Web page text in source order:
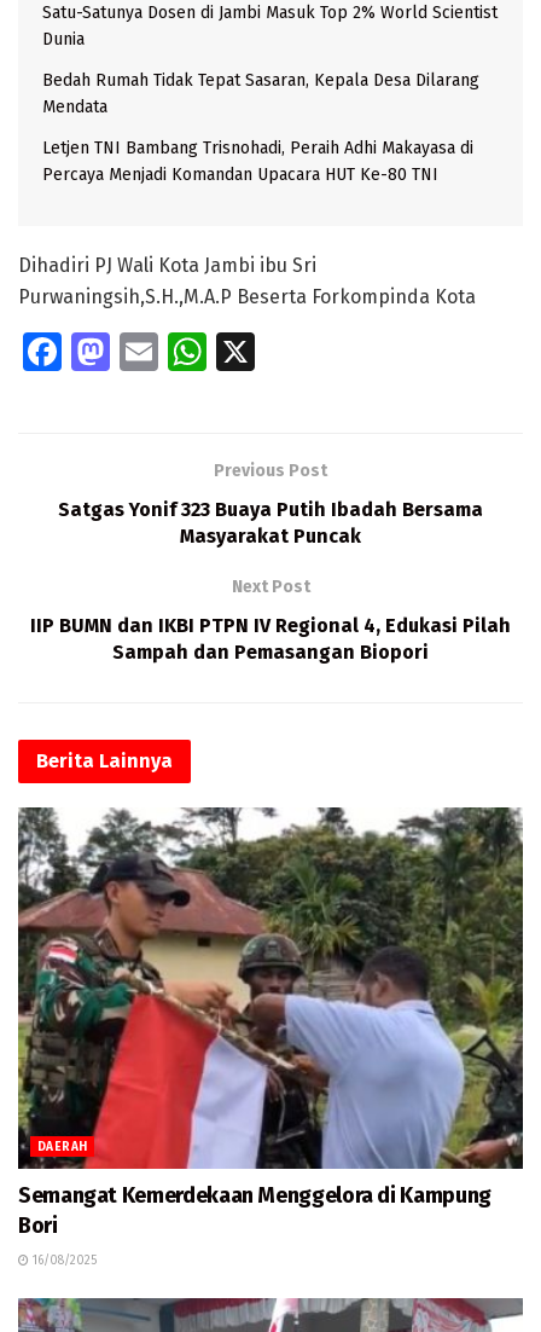
Satu-Satunya Dosen di Jambi Masuk Top 2% World Scientist
Dunia
Bedah Rumah Tidak Tepat Sasaran, Kepala Desa Dilarang
Mendata
Letjen TNI Bambang Trisnohadi, Peraih Adhi Makayasa di
Percaya Menjadi Komandan Upacara HUT Ke-80 TNI
Dihadiri PJ Wali Kota Jambi ibu Sri
Purwaningsih,S.H.,M.A.P Beserta Forkompinda Kota
Fa
o
M
o
E
W
s
A
p
Previous Post
Satgas Yonif 323 Buaya Putih Ibadah Bersama
Masyarakat Puncak
Next Post
IIP BUMN dan IKBI PTPN IV Regional 4, Edukasi Pilah
Sampah dan Pemasangan Biopori
Berita Lainnya
DAERAH
Semangat Kemerdekaan Menggelora di Kampung
Bori
16/08/2025